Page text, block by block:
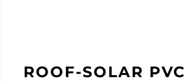
ROOF-SOLAR PVC